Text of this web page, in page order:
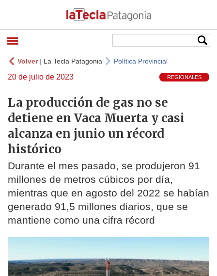
Volver| La Tecla Patagonia Política Provincial
20 de julio de 2023 REGIONALES
La producción de gas no se
detiene en Vaca Muerta y casi
alcanza en junio un récord
histórico
Durante el mes pasado, se produjeron 91
millones de metros cúbicos por día,
mientras que en agosto del 2022 se habían
generado 91,5 millones diarios, que se
mantiene como una cifra récord